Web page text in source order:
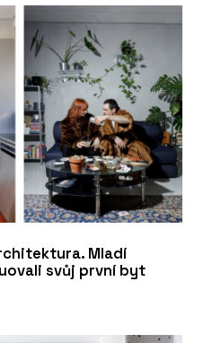
Mladí
svůj první byt